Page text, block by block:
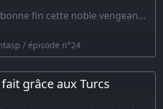
Ayant ainsi mené à bonne fin cette noble vengeance, Isfendiar fit placer une selle sur l…
/ épisode n°24
grâce aux Turcs